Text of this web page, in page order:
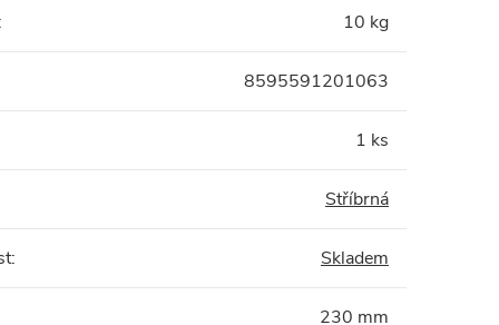
10 kg
8595591201063
1 ks
Stříbrná
: Skladem
230 mm